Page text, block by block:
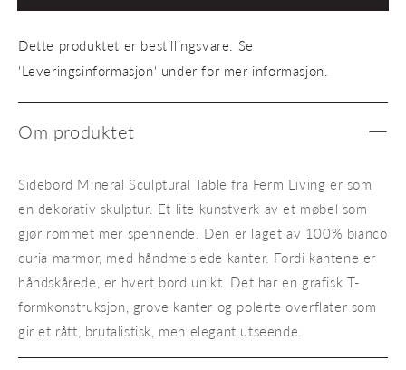
Sculptural
Dette produktet er bestillingsvare. Se
'Leveringsinformasjon' under for mer informasjon.
Om produktet
Sidebord Mineral Sculptural Table fra Ferm Living er som
en dekorativ skulptur. Et lite kunstverk av et møbel som
gjør rommet mer spennende. Den er laget av 100% bianco
curia marmor, med håndmeislede kanter. Fordi kantene er
håndskårede, er hvert bord unikt. Det har en grafisk T-
formkonstruksjon, grove kanter og polerte overflater som
gir et rått, brutalistisk, men elegant utseende.